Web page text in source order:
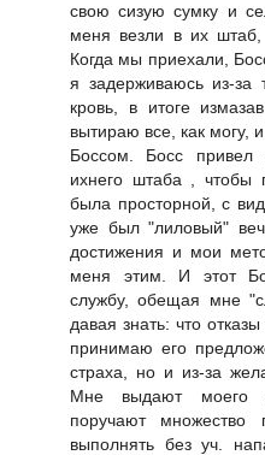
свою сизую сумку и
меня везли в их
Когда мы приехали,
я задерживаюсь из-за
кровь, в итоге
вытираю все, как могу,
Боссом. Босс
ихнего штаба , чтобы
была просторной, с
уже был "лиловый"
достижения и мои
меня этим. И этот
службу, обещая мне
давая знать: что
принимаю его
страха, но и из-за
Мне выдают моего
поручают
выполнять без уч.